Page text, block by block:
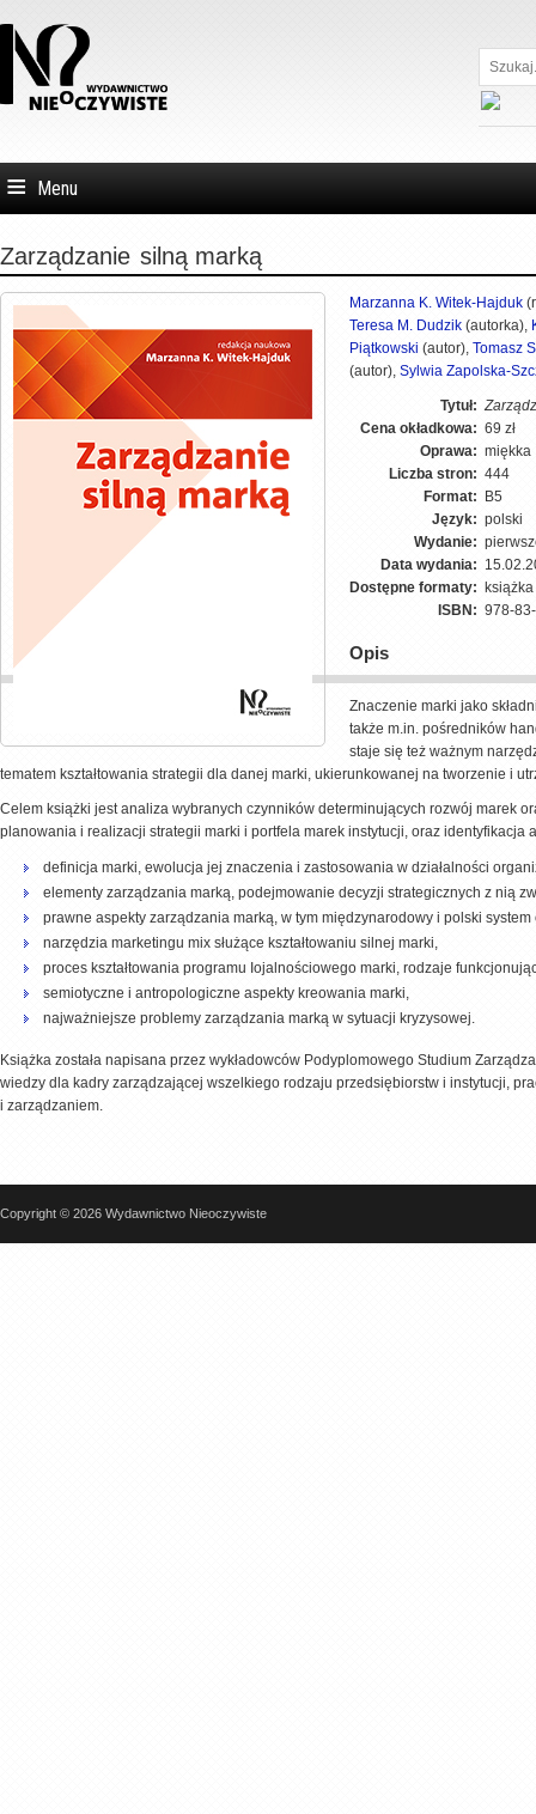
Szukaj...
Menu
Zarządzanie silną marką
Marzanna K. Witek-Hajduk
Teresa M. Dudzik (autorka),
Piątkowski (autor) Tomasz
(autor) Sylwia Zapolska-
Tytuł:
Cena okładkowa: 69 zł
Oprawa: miękka
Liczba stron: 444
Format: B5
Język: polski
Wydanie:
Data wydania:
Dostępne formaty:
ISBN: 978-
Opis
Znaczenie marki jako
także m.in. pośredników
staje się też ważnym
tematem kształtowania strategii dla danej marki, ukierunkowanej na tworzenie i
Celem książki jest analiza wybranych czynników determinujących rozwój marek
planowania i realizacji strategii marki i portfela marek instytucji, oraz
definicja marki, ewolucja jej znaczenia i zastosowania w działalności
elementy zarządzania marką, podejmowanie decyzji strategicznych z nią
prawne aspekty zarządzania marką, w tym międzynarodowy i polski
narzędzia marketingu mix służące kształtowaniu silnej marki,
proces kształtowania programu Iojalnościowego marki, rodzaje
semiotyczne i antropologiczne aspekty kreowania marki,
najważniejsze problemy zarządzania marką w sytuacji kryzysowej.
Książka została napisana przez wykładowców Podyplomowego Studium
wiedzy dla kadry zarządzającej wszelkiego rodzaju przedsiębiorstw i instytucji,
i zarządzaniem.
Copyright © 2026 Wydawnictwo Nieoczywiste